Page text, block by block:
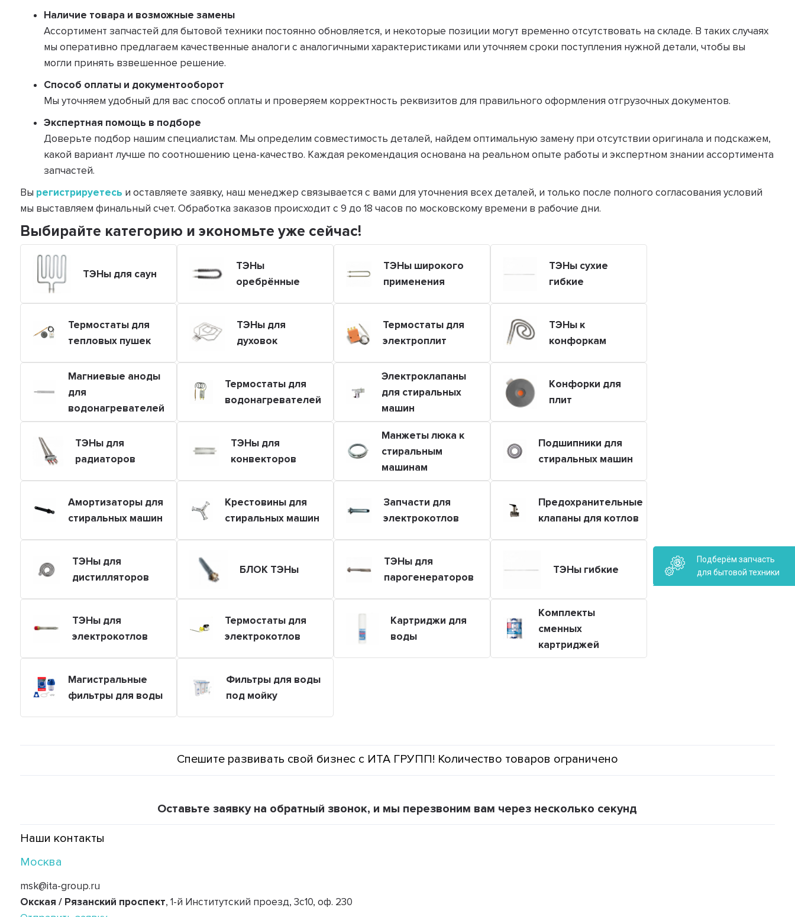
Наличие товара и возможные замены
Ассортимент запчастей для бытовой техники постоянно обновляется, и некоторые позиции могут временно отсутствовать на складе. В таких случаях
мы оперативно предлагаем качественные аналоги с аналогичными характеристиками или уточняем сроки поступления нужной детали, чтобы вы
могли принять взвешенное решение.
Способ оплаты и документооборот
Мы уточняем удобный для вас способ оплаты и проверяем корректность реквизитов для правильного оформления отгрузочных документов.
Экспертная помощь в подборе
Доверьте подбор нашим специалистам. Мы определим совместимость деталей, найдем оптимальную замену при отсутствии оригинала и подскажем,
какой вариант лучше по соотношению цена-качество. Каждая рекомендация основана на реальном опыте работы и экспертном знании ассортимента
запчастей.
Вы регистрируетесь и оставляете заявку, наш менеджер связывается с вами для уточнения всех деталей, и только после полного согласования условий
мы выставляем финальный счет. Обработка заказов происходит с 9 до 18 часов по московскому времени в рабочие дни.
Выбирайте категорию и экономьте уже сейчас!
ТЭНы для саун
ТЭНы
оребрённые
ТЭНы широкого
применения
ТЭНы сухие
гибкие
Термостаты для
тепловых пушек
ТЭНы для
духовок
Термостаты для
электроплит
ТЭНы к
конфоркам
Магниевые аноды
для
водонагревателей
Термостаты для
водонагревателей
Электроклапаны
для стиральных
машин
Конфорки для
плит
ТЭНы для
радиаторов
ТЭНы для
конвекторов
Манжеты люка к
стиральным
машинам
Подшипники для
стиральных машин
Амортизаторы для
стиральных машин
Крестовины для
стиральных машин
Запчасти для
электрокотлов
Предохранительные
клапаны для котлов
ТЭНы для
дистилляторов
БЛОК ТЭНы
ТЭНы для
парогенераторов
ТЭНы гибкие
ТЭНы для
электрокотлов
Термостаты для
электрокотлов
Картриджи для
воды
Комплекты
сменных
картриджей
Магистральные
фильтры для воды
Фильтры для воды
под мойку
Спешите развивать свой бизнес с ИТА ГРУПП! Количество товаров ограничено
Оставьте заявку на обратный звонок, и мы перезвоним вам через несколько секунд
Наши контакты
Москва
msk@ita-group.ru
Окская / Рязанский проспект, 1-й Институтский проезд, 3с10, оф. 230
Подберём запчасть
для бытовой техники